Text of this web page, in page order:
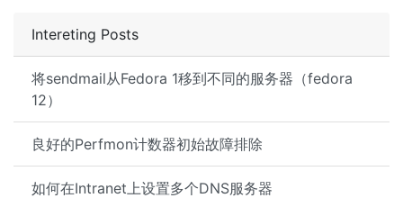
Intereting Posts
将sendmail从Fedora 1移到不同的服务器（fedora
12）
良好的Perfmon计数器初始故障排除
如何在Intranet上设置多个DNS服务器